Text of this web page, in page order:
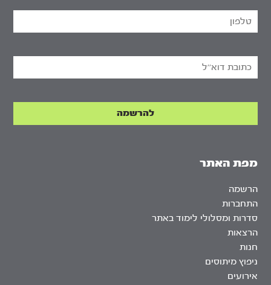
מפת האתר
הרשמה
התחברות
סדרות ומסלולי לימוד באתר
הרצאות
חנות
ניפוץ מיתוסים
אירועים